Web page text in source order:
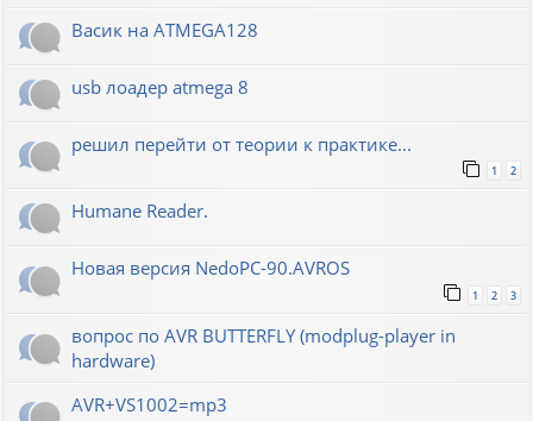
Васик на ATMEGA128
usb лоадер atmega 8
решил перейти от теории к практике...
1 2
Humane Reader.
Новая версия NedoPC-90.AVROS
1 2 3
вопрос по AVR BUTTERFLY (modplug-player in
hardware)
AVR+VS1002=mp3